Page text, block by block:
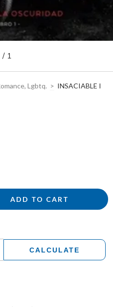
/ 1
Lgbtq. > INSACIABLE I
CALCULATE